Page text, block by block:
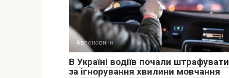
Автоновини
В Україні водіїв почали штрафувати
за ігнорування хвилини мовчання